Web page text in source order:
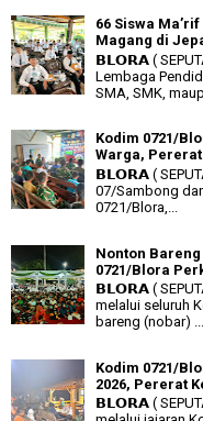
66 Siswa
Magang di
𝗕𝗟𝗢𝗥𝗔 (
Lembaga
SMA, SMK,
Kodim 0721/
Warga,
𝗕𝗟𝗢𝗥𝗔 (
07/Sambong
0721/Blora,...
Nonton
0721/Blora
𝗕𝗟𝗢𝗥𝗔 (
melalui seluruh
bareng (nobar) ...
Kodim 0721/
2026, Pererat
𝗕𝗟𝗢𝗥𝗔 (